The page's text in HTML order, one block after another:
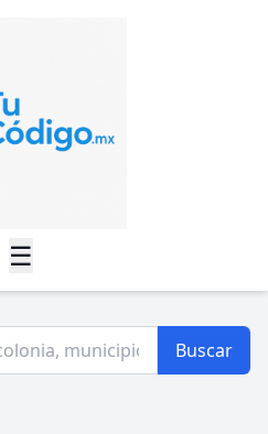
☰
Buscar